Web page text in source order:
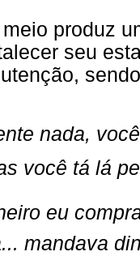
produz
seu
nada,
você tá lá
eu
mandava